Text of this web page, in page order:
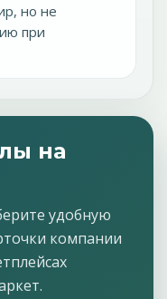
но не
при
на
удобную
компании